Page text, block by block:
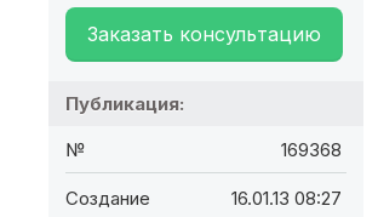
Заказать консультацию
Публикация:
№ 169368
Создание 16.01.13 08:27